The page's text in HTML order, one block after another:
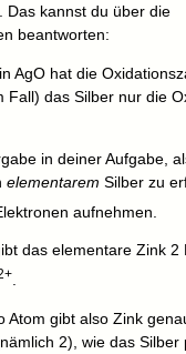
Das kannst du über die
beantworten:
AgO hat die
Fall) das Silber nur die
in deiner Aufgabe,
elementarem Silber zu
aufnehmen.
das elementare Zink 2
Atom gibt also Zink
2), wie das Silber